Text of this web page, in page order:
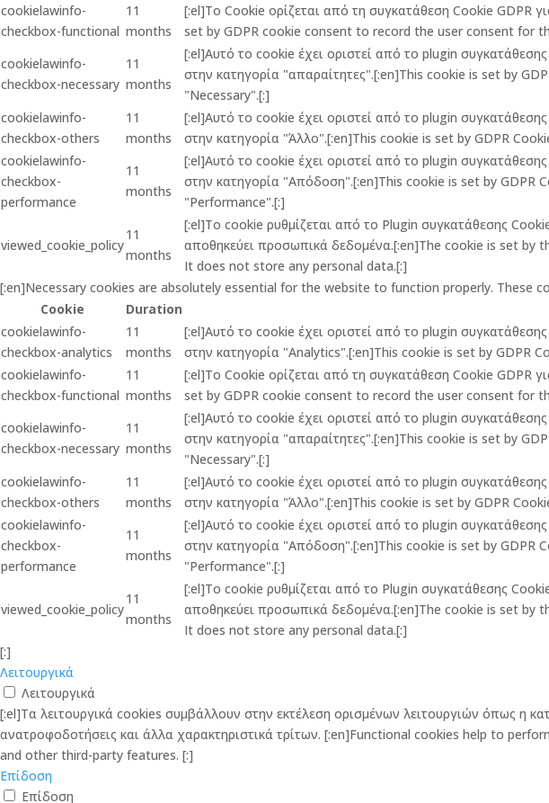
cookielawinfo-
checkbox-functional
11
months
[:el]Το Cookie ορίζεται από τη συγκατάθεση Cookie GDPR
set by GDPR cookie consent to record the user consent for
cookielawinfo-
checkbox-necessary
11
months
[:el]Αυτό το cookie έχει οριστεί από το plugin
στην κατηγορία "απαραίτητες".[:en]This cookie is set by
"Necessary".[:]
cookielawinfo-
checkbox-others
11
months
[:el]Αυτό το cookie έχει οριστεί από το plugin
στην κατηγορία "Άλλο".[:en]This cookie is set by GDPR
cookielawinfo-
checkbox-
performance
11
months
[:el]Αυτό το cookie έχει οριστεί από το plugin
στην κατηγορία "Απόδοση".[:en]This cookie is set by
"Performance".[:]
viewed_cookie_policy
11
months
[:el]Το cookie ρυθμίζεται από το Plugin συγκατάθεσης
αποθηκεύει προσωπικά δεδομένα.[:en]The cookie is set
It does not store any personal data.[:]
[:en]Necessary cookies are absolutely essential for the website to function properly. These
Cookie
Duration
cookielawinfo-
checkbox-analytics
11
months
[:el]Αυτό το cookie έχει οριστεί από το plugin
στην κατηγορία "Analytics".[:en]This cookie is set by
cookielawinfo-
checkbox-functional
11
months
[:el]Το Cookie ορίζεται από τη συγκατάθεση Cookie GDPR
set by GDPR cookie consent to record the user consent for
cookielawinfo-
checkbox-necessary
11
months
[:el]Αυτό το cookie έχει οριστεί από το plugin
στην κατηγορία "απαραίτητες".[:en]This cookie is set by
"Necessary".[:]
cookielawinfo-
checkbox-others
11
months
[:el]Αυτό το cookie έχει οριστεί από το plugin
στην κατηγορία "Άλλο".[:en]This cookie is set by GDPR
cookielawinfo-
checkbox-
performance
11
months
[:el]Αυτό το cookie έχει οριστεί από το plugin
στην κατηγορία "Απόδοση".[:en]This cookie is set by
"Performance".[:]
viewed_cookie_policy
11
months
[:el]Το cookie ρυθμίζεται από το Plugin συγκατάθεσης
αποθηκεύει προσωπικά δεδομένα.[:en]The cookie is set
It does not store any personal data.[:]
[:]
Λειτουργικά
Λειτουργικά
[:el]Τα λειτουργικά cookies συμβάλλουν στην εκτέλεση ορισμένων λειτουργιών όπως η
ανατροφοδοτήσεις και άλλα χαρακτηριστικά τρίτων. [:en]Functional cookies help to
and other third-party features. [:]
Επίδοση
Επίδοση